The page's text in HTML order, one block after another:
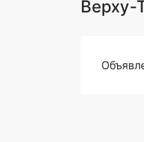
Верху-